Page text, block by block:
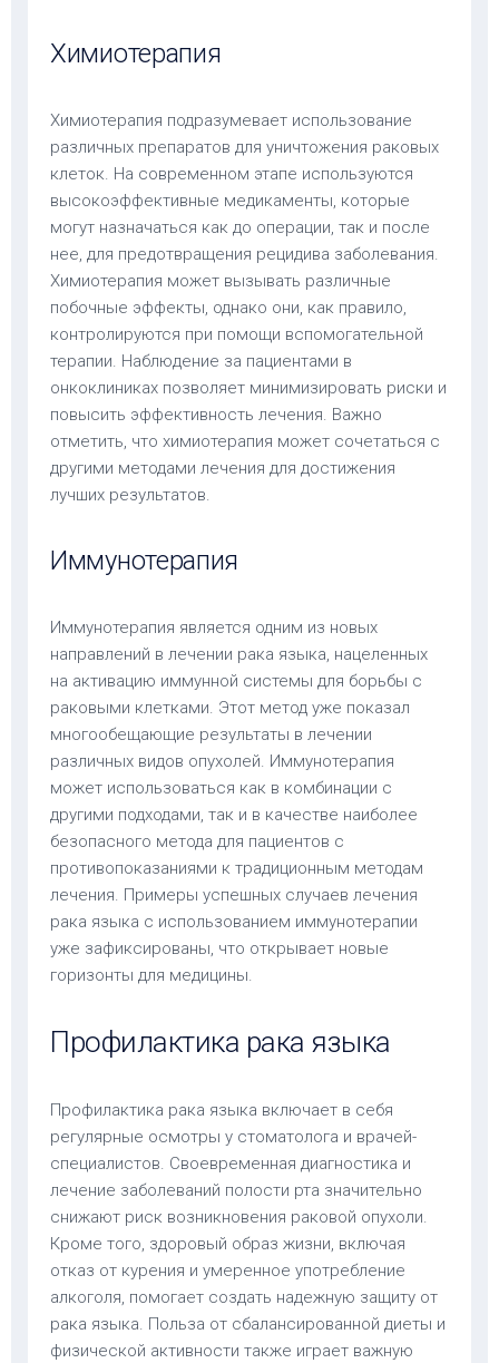
Химиотерапия
Химиотерапия подразумевает использование
различных препаратов для уничтожения раковых
клеток. На современном этапе используются
высокоэффективные медикаменты, которые
могут назначаться как до операции, так и после
нее, для предотвращения рецидива заболевания.
Химиотерапия может вызывать различные
побочные эффекты, однако они, как правило,
контролируются при помощи вспомогательной
терапии. Наблюдение за пациентами в
онкоклиниках позволяет минимизировать риски и
повысить эффективность лечения. Важно
отметить, что химиотерапия может сочетаться с
другими методами лечения для достижения
лучших результатов.
Иммунотерапия
Иммунотерапия является одним из новых
направлений в лечении рака языка, нацеленных
на активацию иммунной системы для борьбы с
раковыми клетками. Этот метод уже показал
многообещающие результаты в лечении
различных видов опухолей. Иммунотерапия
может использоваться как в комбинации с
другими подходами, так и в качестве наиболее
безопасного метода для пациентов с
противопоказаниями к традиционным методам
лечения. Примеры успешных случаев лечения
рака языка с использованием иммунотерапии
уже зафиксированы, что открывает новые
горизонты для медицины.
Профилактика рака языка
Профилактика рака языка включает в себя
регулярные осмотры у стоматолога и врачей-
специалистов. Своевременная диагностика и
лечение заболеваний полости рта значительно
снижают риск возникновения раковой опухоли.
Кроме того, здоровый образ жизни, включая
отказ от курения и умеренное употребление
алкоголя, помогает создать надежную защиту от
рака языка. Польза от сбалансированной диеты и
физической активности также играет важную